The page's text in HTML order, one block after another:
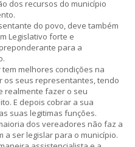
dos recursos do município
do povo, deve também
Legislativo forte e
para a
melhores condições na
os seus representantes, tendo
realmente fazer o seu
E depois cobrar a sua
suas legitimas funções.
dos vereadores não faz a
a ser legislar para o município.